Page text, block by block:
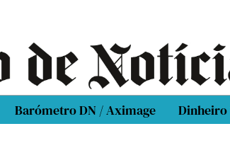
Barómetro DN / Aximage Dinheiro